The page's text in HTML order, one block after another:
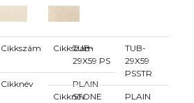
Cikkszám
TUB-
29X59 PS
Cikknév
PLAIN
STONE
Cikkszám
TUB-
29X59
PSSTR
Cikknév
PLAIN